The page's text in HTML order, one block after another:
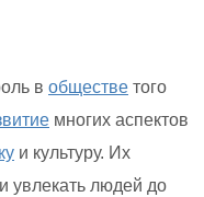
в обществе того
многих аспектов
и культуру. Их
увлекать людей до